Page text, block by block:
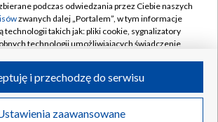
Kontakt
Kanały
Polska S.A. w likwidacji
podczas odwiedzania przez Ciebie naszych
zwanych dalej „Portalem”, w tym informacje
technologii takich jak: pliki cookie, sygnalizatory
technologii umożliwiających świadczenie
podczas odwiedzania przez Ciebie
zaawansowane
i przechodzę do serwisu